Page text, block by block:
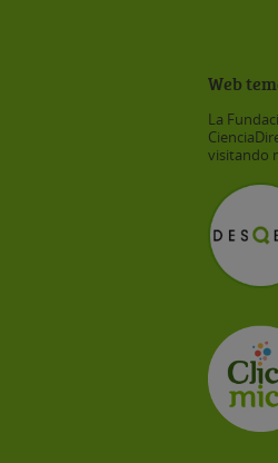
Web
La
visitando